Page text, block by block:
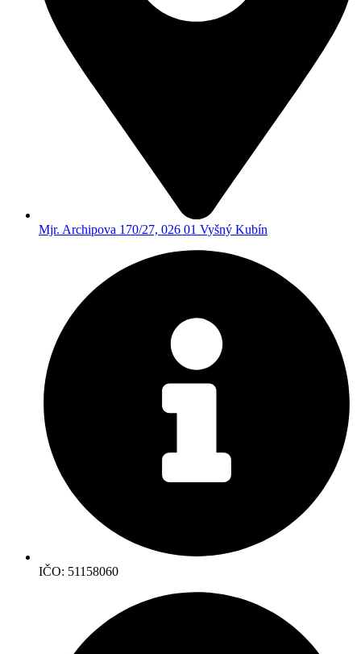
Mjr. Archipova 170/27, 026 01 Vyšný Kubín
IČO: 51158060